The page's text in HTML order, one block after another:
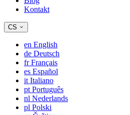
Kontakt
CS
en English
de Deutsch
frFrançais
es Español
it Italiano
pt Português
nl Nederlands
pl Polski